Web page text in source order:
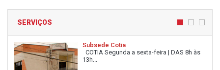
SERVIÇOS
Subsede Cotia
COTIA Segunda a sexta-feira | DAS 8h às
13h...